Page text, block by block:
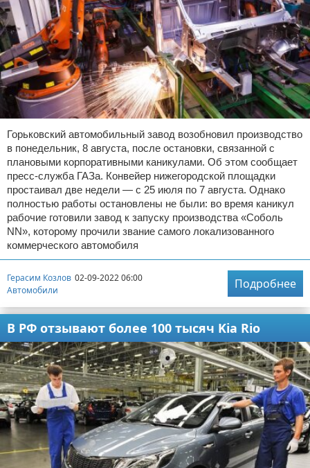
Горьковский автомобильный завод возобновил производство
в понедельник, 8 августа, после остановки, связанной с
плановыми корпоративными каникулами. Об этом сообщает
пресс-служба ГАЗа. Конвейер нижегородской площадки
простаивал две недели — с 25 июля по 7 августа. Однако
полностью работы остановлены не были: во время каникул
рабочие готовили завод к запуску производства «Соболь
NN», которому прочили звание самого локализованного
коммерческого автомобиля
Герасим Козлов 02-09-2022 06:00
Автомобили
Подробнее
В РФ отзывают более 100 тысяч Kia Rio